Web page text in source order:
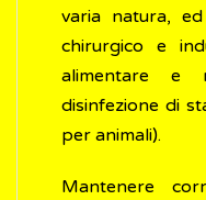
varia natura,
chirurgico e
alimentare e
disinfezione di
per animali).
Mantenere